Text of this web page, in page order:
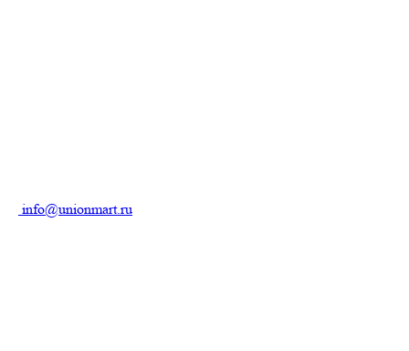
info@unionmart.ru